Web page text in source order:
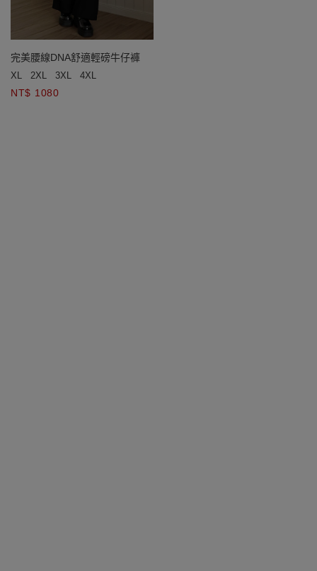
完美腰線DNA舒適輕磅牛仔褲
XL 2XL 3XL 4XL
NT$ 1080